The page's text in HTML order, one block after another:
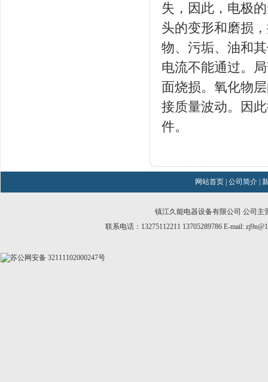
失，因此，电极
头的变形和磨损
物、污垢、油和
电流不能通过。
面烧损。氧化物
接质量波动。因
件。
网站首页 公司简介
镇江久能电器设备有限公司 公司主
联系电话：13275112211 13705289786 E-mail:
苏公网安备 32111102000247号